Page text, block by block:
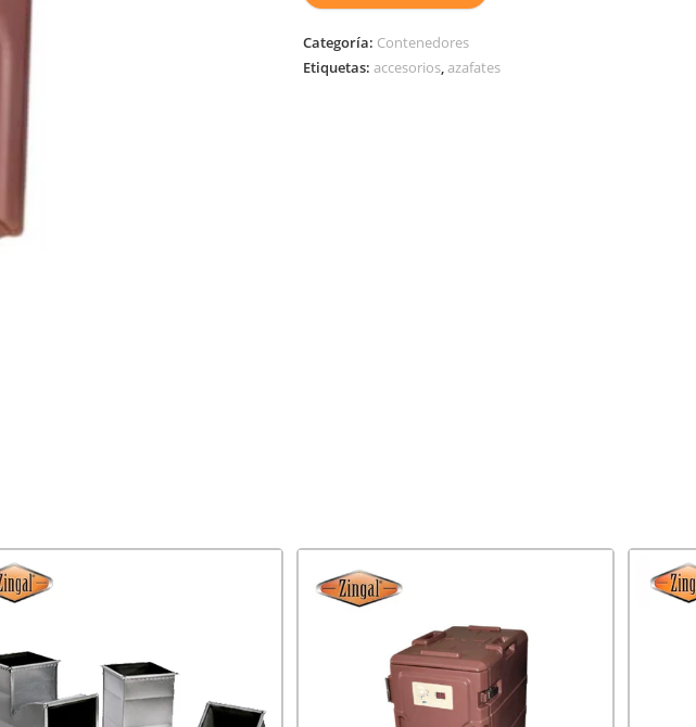
Categoría: Contenedores
Etiquetas: accesorios,azafates